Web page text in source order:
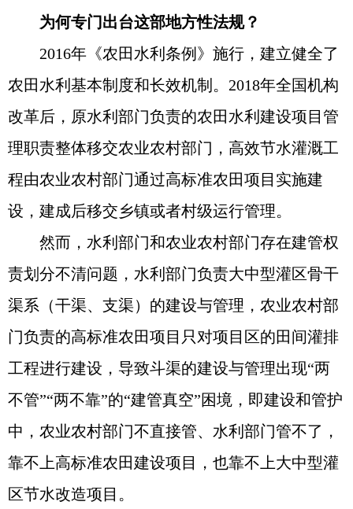
为何专门出台这部地方性法规？
2016年《农田水利条例》施行，建立健全了
农田水利基本制度和长效机制。2018年全国机构
改革后，原水利部门负责的农田水利建设项目管
理职责整体移交农业农村部门，高效节水灌溉工
程由农业农村部门通过高标准农田项目实施建
设，建成后移交乡镇或者村级运行管理。
然而，水利部门和农业农村部门存在建管权
责划分不清问题，水利部门负责大中型灌区骨干
渠系（干渠、支渠）的建设与管理，农业农村部
门负责的高标准农田项目只对项目区的田间灌排
工程进行建设，导致斗渠的建设与管理出现“两
不管”“两不靠”的“建管真空”困境，即建设和管护
中，农业农村部门不直接管、水利部门管不了，
靠不上高标准农田建设项目，也靠不上大中型灌
区节水改造项目。